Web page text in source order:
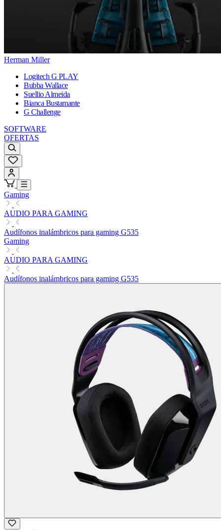
Herman Miller
Logitech G PLAY
Bubba Wallace
Suellio Almeida
Bianca Bustamante
G Challenge
SOFTWARE
OFERTAS
Gaming
AUDIO PARA GAMING
Audífonos inalámbricos para gaming G535
Gaming
AUDIO PARA GAMING
Audífonos inalámbricos para gaming G535